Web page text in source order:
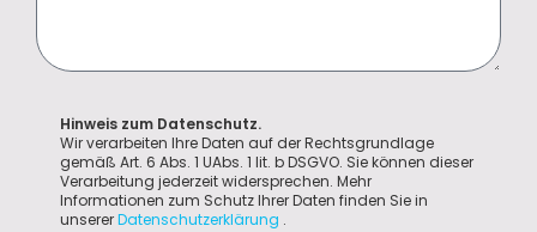
Hinweis zum Datenschutz.
Wir verarbeiten Ihre Daten auf der Rechtsgrundlage
gemäß Art. 6 Abs. 1 UAbs. 1 lit. b DSGVO. Sie können dieser
Verarbeitung jederzeit widersprechen. Mehr
Informationen zum Schutz Ihrer Daten finden Sie in
unsererDatenschutzerklärung .